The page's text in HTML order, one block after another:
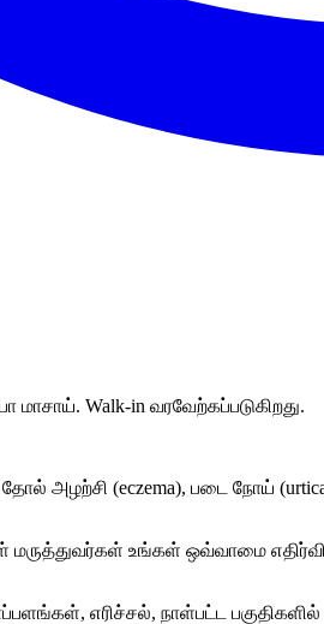
Walk-in வரவேற்கப்படுகிறது.
அழற்சி (eczema), படை நோய்
மருத்துவர்கள் உங்கள் ஒவ்வாமை
எரிச்சல், நாள்பட்ட